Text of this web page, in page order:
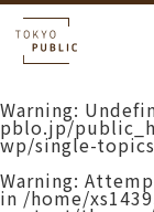
Warning:
pblo.jp/
wp/single-
Warning:
in /home/